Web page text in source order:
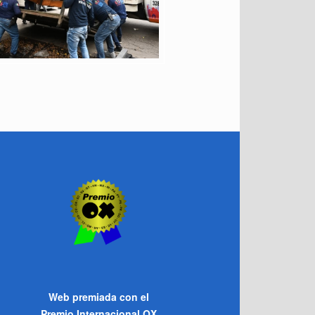
Web premiada con el